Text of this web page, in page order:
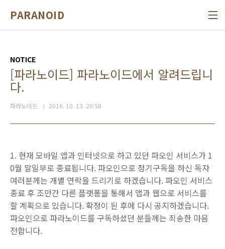
PARANOID
NOTICE
[파라노이드] 파라노이드에서 알려드립니
다.
파라노이드 2016. 10. 13. 20:58
1. 현재 모바일 앱과 인터넷으로 하고 있던 파오인 서비스가 1
0월 말일부로 종료됩니다. 파오인으로 정기구독을 하신 독자
여러분께는 개별 연락을 드리기로 하겠습니다. 파오인 서비스
종료 후 조만간 다른 플랫폼을 통해서 앱과 웹으로 서비스를
할 계획으로 있습니다. 확정이 된 후에 다시 공지하겠습니다.
파오인으로 파라노이드를 구독하셨던 분들께는 죄송한 마음
전합니다.